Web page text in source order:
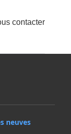
contacter
neuves